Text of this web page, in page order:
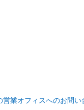
階層に従って番号を付け
レポート
ジェクトのレポートの
営業オフィスへのお問い